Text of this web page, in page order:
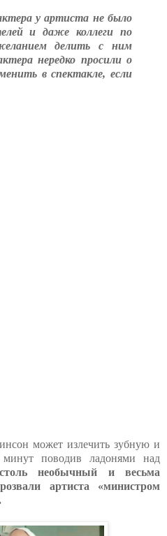
у артиста не было
и даже коллеги по
делить с ним
нередко просили о
в спектакле, если
может излечить зубную и
минут поводив ладонями над
необычный и весьма
артиста «министром